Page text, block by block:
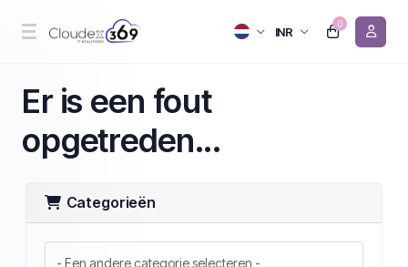
INR
0
Er is een fout
opgetreden...
Categorieën